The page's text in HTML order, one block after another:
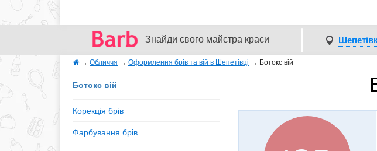
Знайди свого майстра краси
→ Обличчя → Оформлення брів та вій в Шепетівці → Ботокс вій
Ботокс вій
Корекція брів
Фарбування брів